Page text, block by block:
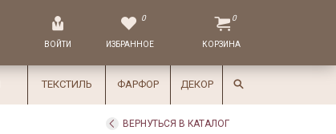
ВОЙТИ
0
ИЗБРАННОЕ
0
КОРЗИНА
ТЕКСТИЛЬ ФАРФОР ДЕКОР
ВЕРНУТЬСЯ В КАТАЛОГ